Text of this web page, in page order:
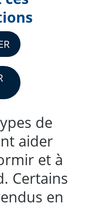
de
aider
et à
Certains
en